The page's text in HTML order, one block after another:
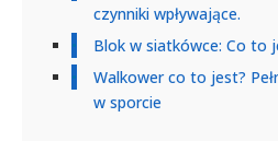
czynniki wpływające.
Blok w siatkówce: Co to
Walkower co to jest?
w sporcie